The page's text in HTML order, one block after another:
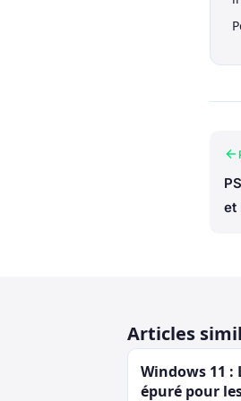
et
Articles
Windows 11 :
épuré pour